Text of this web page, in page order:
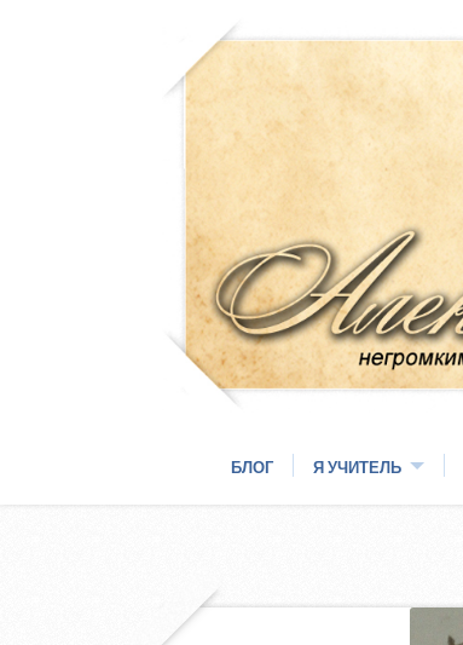
БЛОГ Я УЧИТЕЛЬ